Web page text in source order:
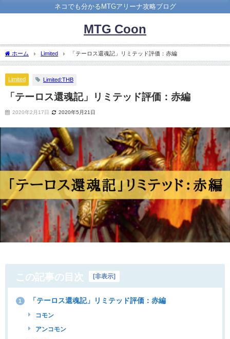
ネコでも分かるMTGアリーナ攻略ブログ
MTG Coon
ホーム Limited 「テーロス還魂記」リミテッド評価：赤編
Limited Limited:THB
「テーロス還魂記」リミテッド評価：赤編
2020年2月17日 2020年5月21日
この記事の目次 非表示
1 「テーロス還魂記」リミテッド評価：赤編
コモン
アンコモン